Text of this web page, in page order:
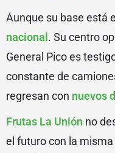
Aunque su base está
nacional. Su centro
General Pico es
constante de
regresan con nuevos
Frutas La Unión no
el futuro con la